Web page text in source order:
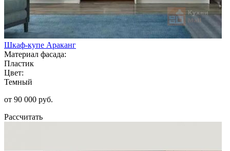
Шкаф-купе Араканг
Материал фасада:
Пластик
Цвет:
Темный
от 90 000 руб.
Рассчитать